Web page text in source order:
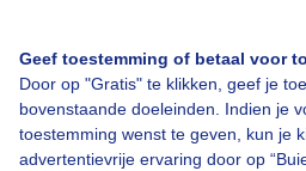
Geef toestemming of betaal voor
Door op "Gratis" te klikken, geef je
bovenstaande doeleinden. Indien je
toestemming wenst te geven, kun je
advertentievrije ervaring door op
Contact
Toegankelijkheid
Gebruikersvoorwaarden